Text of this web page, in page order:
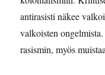
antirasisti näkee
valkoisten
rasismin, myös